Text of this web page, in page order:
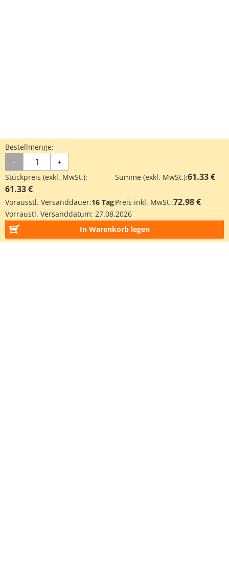
Bestellmenge:
- +
Stückpreis (exkl. MwSt.):
61.33 €
Summe (exkl. MwSt.):61.33 €
Vorausstl. Versanddauer:16 TagPreis inkl. MwSt.:72.98 €
Vorraustl. Versanddatum: 27.08.2026
In Warenkorb legen